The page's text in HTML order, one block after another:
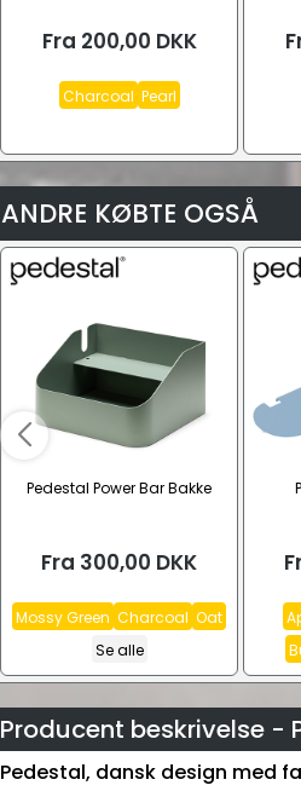
Fra 200,00 DKK
Charcoal Pearl
ANDRE KØBTE OGSÅ
Pedestal Power Bar Bakke
Fra 300,00 DKK
Mossy Green Charcoal Oat
Se alle
Producent beskrivelse -
Pedestal, dansk design med